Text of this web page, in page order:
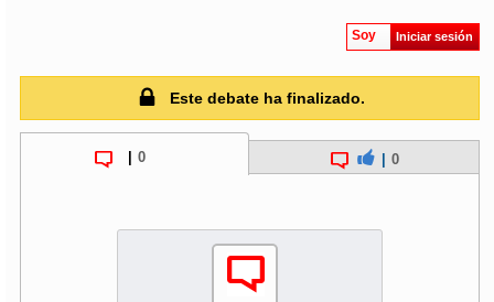
Soy Iniciar sesión
Este debate ha finalizado.
0 0